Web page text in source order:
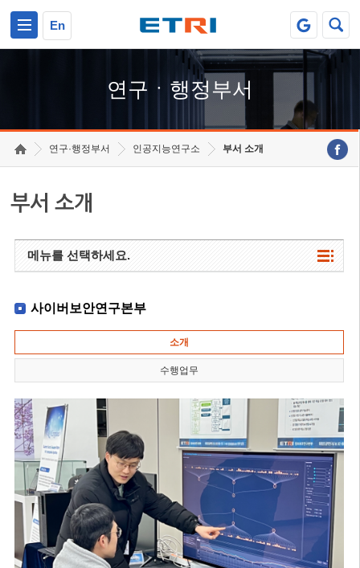
En
연구ㆍ행정부서
연구·행정부서 인공지능연구소 부서 소개
부서 소개
메뉴를 선택하세요.
사이버보안연구본부
소개
수행업무